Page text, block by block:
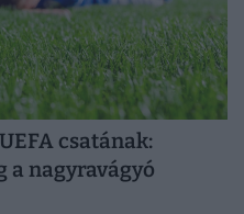
csatának:
a nagyravágyó